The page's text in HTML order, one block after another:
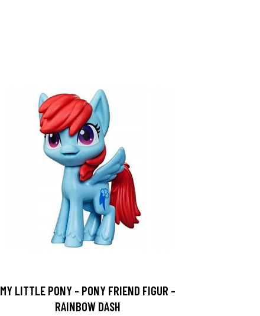
MY LITTLE PONY - PONY FRIEND FIGUR -
RAINBOW DASH